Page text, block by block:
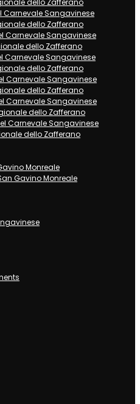
dello Zafferano
Carnevale Sangavinese
dello Zafferano
Carnevale Sangavinese
dello Zafferano
Carnevale Sangavinese
dello Zafferano
Carnevale Sangavinese
dello Zafferano
Carnevale Sangavinese
dello Zafferano
Carnevale Sangavinese
dello Zafferano
Monreale
Gavino Monreale